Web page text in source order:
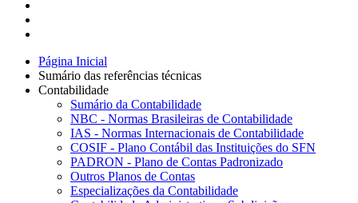
Página Inicial
Sumário das referências técnicas
Contabilidade
Sumário da Contabilidade
NBC - Normas Brasileiras de Contabilidade
IAS - Normas Internacionais de Contabilidade
COSIF - Plano Contábil das Instituições do SFN
PADRON - Plano de Contas Padronizado
Outros Planos de Contas
Especializações da Contabilidade